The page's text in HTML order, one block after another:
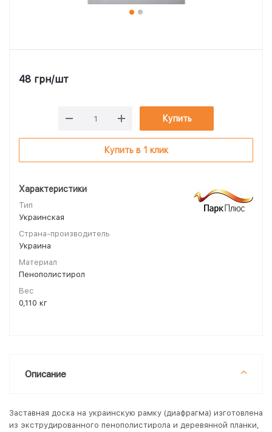
Характеристики
Тип
Украинская
Страна-производитель
Украина
Материал
Пенополистирол
Вес
0,110 кг
48 грн/шт
Купить
Купить в 1 клик
Описание
Заставная доска на украинскую рамку (диафрагма) изготовлена
из экструдированного пенополистирола и деревянной планки,